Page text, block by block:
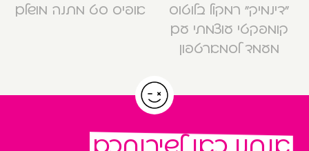
“דינמיק” רמקול בלוטוס
קומפקטי עוצמתי עם
מעמד לסמארטפון
אופיס סט מתנה מושלם